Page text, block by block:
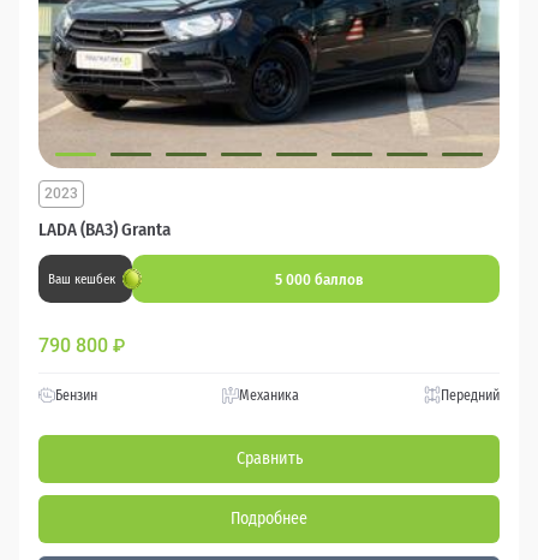
LADA (ВАЗ) Granta
2023
Ваш кешбек 5 000 баллов
790 800 ₽
Бензин Механика Передний
Сравнить
Подробнее